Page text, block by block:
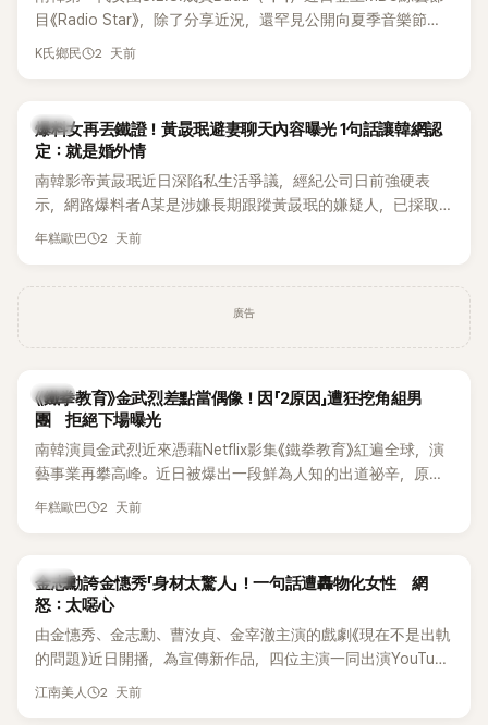
麼大，不知道才奇怪吧。」一來一往，氣氛反而更加輕鬆。 談到
當年情況，李智惠終於鬆口坦言，當時確實被質疑動過隆胸手
術。她回憶：「拍了比基尼照片之後，就開始被說是不是去隆乳
了。」為了澄清誤會，她只好親自站出來說清楚。 李智惠進一步
想，既然一直說我有做，那我乾脆把腋下給大家看，證明我根
本沒動過。」一句話說完，全場瞬間炸鍋，來賓又驚又笑。 事實
上，早在 2006 年，李智惠就為了證明自己沒有「隆乳」，真的
召開了一場泳裝記者招待會。當時她穿著比基尼站在一排攝影
這段為平息爭議、直接公開腋下畫面自證清白的往事再度被提
《脫掉鞋子恢單4Men》 中，親自公開那張當年引發話題的「腋下
比基尼照」，再次重提這段至今仍被粉絲視為黑歷史代表作的事
員身分出道，該團在 2000 年代初期紅極一時，由李智惠、徐
智英兩位女成員，以及張錫炫、Chris Kim 兩位男成員組成。不
過後來爆出長達四年的團內霸凌風波，甚至傳出徐智英母親對
李智惠言語辱罵、動手等爭議，最終團體於 2002 年解散。 團
體解散後，李智惠轉型 solo，靠著綜藝與歌唱實力持續活躍演
藝圈。據悉，她當年能加入 S#arp，也與 李尚敏 的賞識有關。
感情方面，李智惠於 2017 年與圈外男友結婚，婚後育有兩個
目，她經營的 YouTube 頻道也即將突破百萬訂閱，近年內容深
受網友喜愛，再度迎來事業第二春。
目《Radio Star》，除了分享近況，還罕見公開向夏季音樂節
Waterbomb喊話，笑稱自己至今從未受邀演出，更幽默表示：
K氏鄉民 2 天前
韓星
爆料女再丟鐵證！黃晸珉避妻聊天內容曝光 1句話讓韓網認
定：就是婚外情
南韓影帝黃晸珉近日深陷私生活爭議，經紀公司日前強硬表
示，網路爆料者A某是涉嫌長期跟蹤黃晸珉的嫌疑人，已採取
法律行動。不過，A某並未因此停止發聲，5日再度透過社群平
年糕歐巴 2 天前
廣告
韓星
《鐵拳教育》金武烈差點當偶像！因「2原因」遭狂挖角組男
團 拒絕下場曝光
南韓演員金武烈近來憑藉Netflix影集《鐵拳教育》紅遍全球，演
藝事業再攀高峰。近日被爆出一段鮮為人知的出道祕辛，原來
他當年差點不是以演員身分出道，而是成為男團偶像的一員。
年糕歐巴 2 天前
韓星
金志勳誇金憓秀「身材太驚人」！一句話遭轟物化女性 網
怒：太噁心
由金憓秀、金志勳、曹汝貞、金宰澈主演的戲劇《現在不是出軌
的問題》近日開播，為宣傳新作品，四位主演一同出演YouTube
節目，不料訪談中的一段發言卻意外掀起爭議。不少網友認
江南美人 2 天前